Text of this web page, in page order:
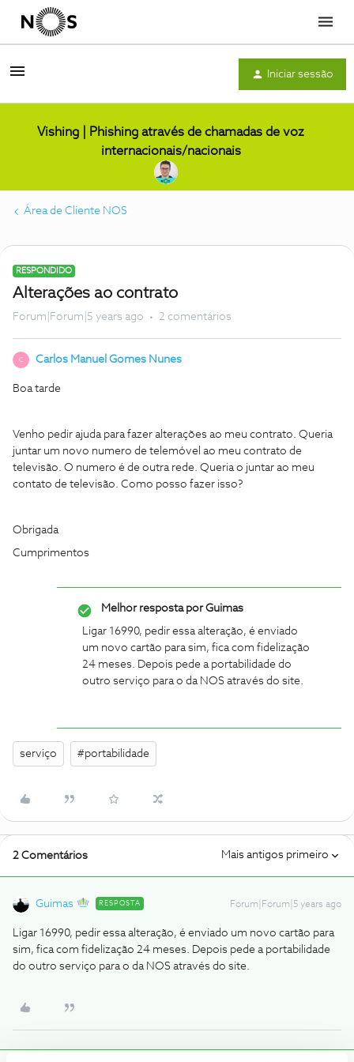
Menu
Iniciar sessão
Vishing | Phishing através de chamadas de voz
internacionais/nacionais
Área de Cliente NOS
RESPONDIDO
Alterações ao contrato
Forum|Forum|5 years ago 2 comentários
C Carlos Manuel Gomes Nunes
Boa tarde
Venho pedir ajuda para fazer alterações ao meu contrato. Queria
juntar um novo numero de telemóvel ao meu contrato de
televisão. O numero é de outra rede. Queria o juntar ao meu
contato de televisão. Como posso fazer isso?
Obrigada
Cumprimentos
Melhor resposta porGuimas
Ligar 16990, pedir essa alteração, é enviado
um novo cartão para sim, fica com fidelização
24 meses. Depois pede a portabilidade do
outro serviço para o da NOS através do site.
serviço #portabilidade
2 Comentários Mais antigos primeiro
Guimas RESPOSTA Forum|Forum|5 years ago
Ligar 16990, pedir essa alteração, é enviado um novo cartão para
sim, fica com fidelização 24 meses. Depois pede a portabilidade
do outro serviço para o da NOS através do site.